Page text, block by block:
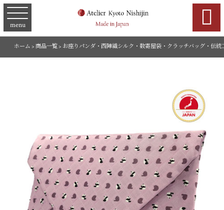
menu 
ホーム > 商品一覧> お座りパンダ・西陣織シルク・数寄屋袋・クラッチバッグ・伝